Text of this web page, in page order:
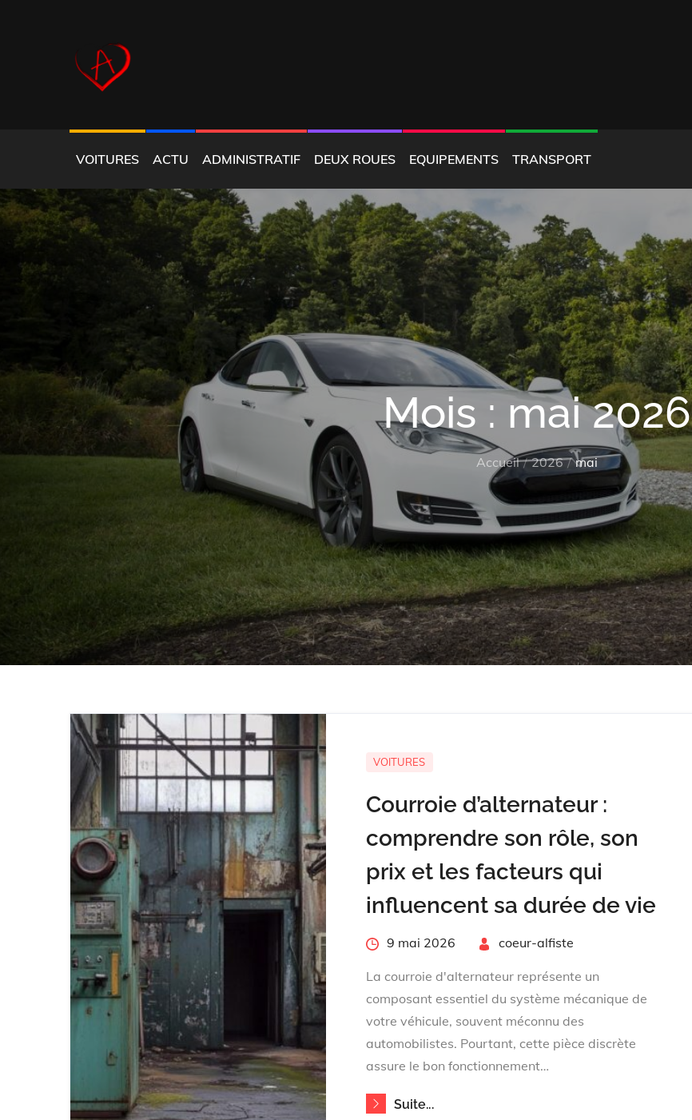
VOITURES ACTU ADMINISTRATIF DEUX ROUES EQUIPEMENTS TRANSPORT
Mois : mai 2026
Accueil 2026 mai
VOITURES
Courroie d’alternateur :
comprendre son rôle, son
prix et les facteurs qui
influencent sa durée de vie
Posted9 mai 2026 coeur-alfiste
La courroie d'alternateur représente un
composant essentiel du système mécanique de
votre véhicule, souvent méconnu des
automobilistes. Pourtant, cette pièce discrète
assure le bon fonctionnement…
Suite...